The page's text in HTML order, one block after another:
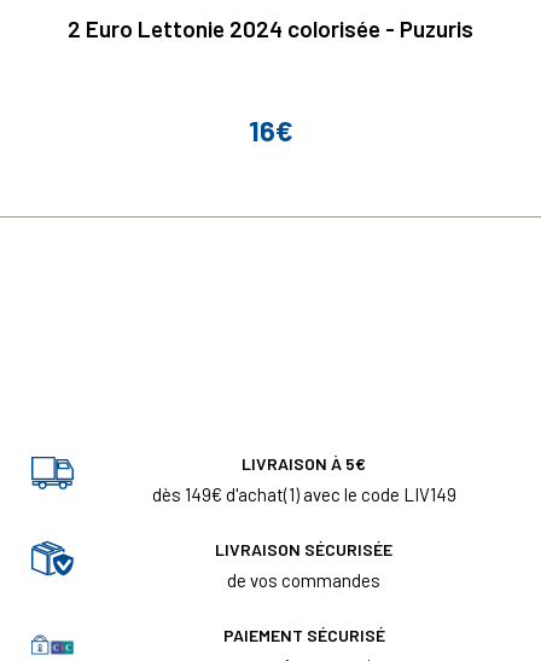
2 Euro Lettonie 2024 colorisée - Puzuris
Prix
16€
LIVRAISON À 5€
dès 149€ d'achat(1) avec le code LIV149
LIVRAISON SÉCURISÉE
de vos commandes
PAIEMENT SÉCURISÉ